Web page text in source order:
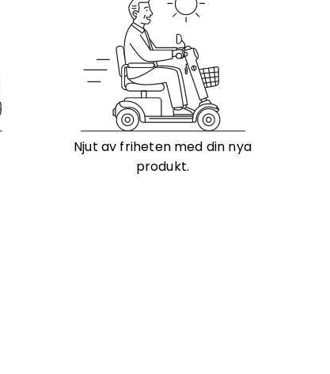
Njut av friheten med din nya
produkt.